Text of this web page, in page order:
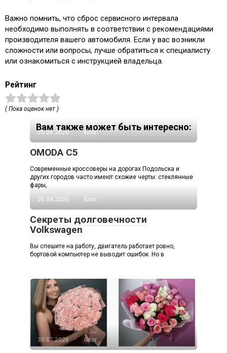
Важно помнить, что сброс сервисного интервала
необходимо выполнять в соответствии с рекомендациями
производителя вашего автомобиля. Если у вас возникли
сложности или вопросы, лучше обратиться к специалисту
или ознакомиться с инструкцией владельца.
Рейтинг
( Пока оценок нет )
Вам также может быть интересно:
05.08.2026 Блог
OMODA C5
Современные кроссоверы на дорогах Подольска и
других городов часто имеют схожие черты: стеклянные
фары,
05.08.2026
Блог
Секреты долговечности
Volkswagen
Вы спешите на работу, двигатель работает ровно,
бортовой компьютер не выводит ошибок. Но в
30.07.2026 Блог